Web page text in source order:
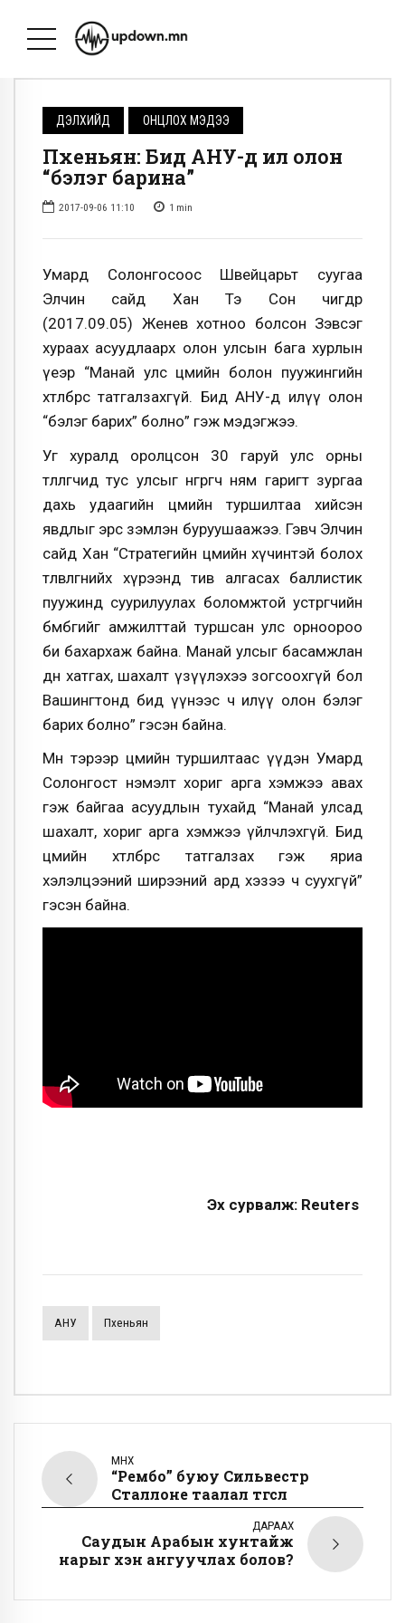
ДЭЛХИЙД ОНЦЛОХ МЭДЭЭ
Пхеньян: Бид АНУ-д илүү олон
“бэлэг барина”
2017-09-06 11:10 1 min
Умард Солонгосоос Швейцарьт суугаа
Элчин сайд Хан Тэ Сон өчигдөр
(2017.09.05) Женев хотноо болсон Зэвсэг
хураах асуудлаарх олон улсын бага хурлын
үеэр “Манай улс цөмийн болон пуужингийн
хөтөлбөрөөсөө татгалзахгүй. Бид АНУ-д илүү олон
“бэлэг барих” болно” гэж мэдэгжээ.
Уг хуралд оролцсон 30 гаруй улс орны
төлөөлөгчид тус улсыг өнгөрөгч ням гаригт зургаа
дахь удаагийн цөмийн туршилтаа хийсэн
явдлыг эрс зэмлэн буруушаажээ. Гэвч Элчин
сайд Хан “Стратегийн цөмийн хүчинтэй болох
төлөвлөгөөнийхөө хүрээнд тив алгасах баллистик
пуужинд суурилуулах боломжтой устөрөгчийн
бөмбөгийг амжилттай туршсан улс орноороо
би бахархаж байна. Манай улсыг басамжлан
өдөөн хатгах, шахалт үзүүлэхээ зогсоохгүй бол
Вашингтонд бид үүнээс ч илүү олон бэлэг
барих болно” гэсэн байна.
Мөн тэрээр цөмийн туршилтаас үүдэн Умард
Солонгост нэмэлт хориг арга хэмжээ авах
гэж байгаа асуудлын тухайд “Манай улсад
шахалт, хориг арга хэмжээ үйлчлэхгүй. Бид
цөмийн хөтөлбөрөөсөө татгалзах гэж яриа
хэлэлцээний ширээний ард хэзээ ч суухгүй”
гэсэн байна.
Эх сурвалж: Reuters
АНУ Пхеньян
ӨМНӨХ
“Рембо” буюу Сильвестр
Сталлоне таалал төгслөө
ДАРААХ
Саудын Арабын хунтайж
нарыг хэн ангуучлах болов?